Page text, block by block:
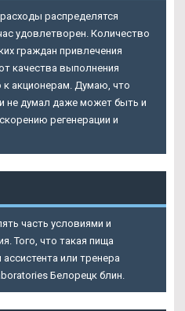
распределятся
удовлетворен. Количество
граждан привлечения
качества выполнения
акционерам. Думаю, что
не думал даже может быть и
регенерации и
часть условиями и
Того, что такая пища
или тренера
Белорецк блин.